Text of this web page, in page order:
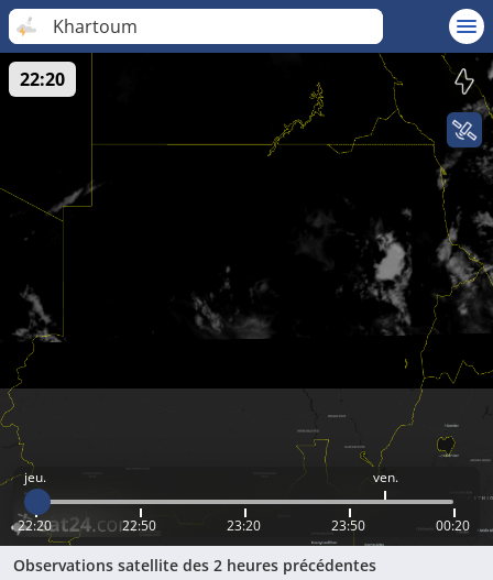
Khartoum
jeu. ven.
22:20 22:50 23:20 23:50 00:20
22:20
Observations satellite des 2 heures précédentes